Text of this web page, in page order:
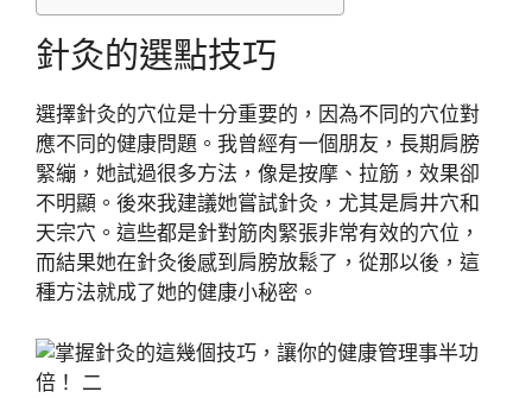
針灸的選點技巧
選擇針灸的穴位是十分重要的，因為不同的穴位對
應不同的健康問題。我曾經有一個朋友，長期肩膀
緊繃，她試過很多方法，像是按摩、拉筋，效果卻
不明顯。後來我建議她嘗試針灸，尤其是肩井穴和
天宗穴。這些都是針對筋肉緊張非常有效的穴位，
而結果她在針灸後感到肩膀放鬆了，從那以後，這
種方法就成了她的健康小秘密。